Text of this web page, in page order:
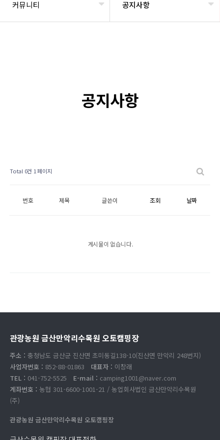
커뮤니티 공지사항
공지사항
Total 0건 1 페이지
번호 제목 글쓴이 조회 날짜
게시물이 없습니다.
관광농원 금산만악리수목원 오토캠핑장
주소 : 충청남도 금산군 진산면 초미동길138-10(진산면 만악리 248번지)
사업자번호 : 852-88-01863 대표자 : 이창래
TEL : 041-752-5525 E-mail : camping1001@naver.com
계좌번호 : 농협 301-6600-1001-21 / 농업회사법인 금산만악리수목원
(주)
관광농원 금산만악리수목원 오토캠핑장